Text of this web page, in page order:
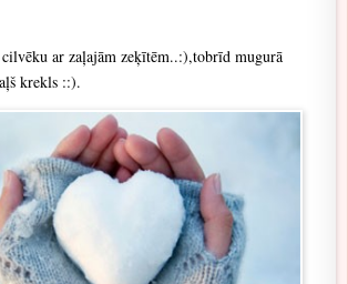
cilvēku ar zaļajām zeķītēm..:),tobrīd mugurā
krekls ::).